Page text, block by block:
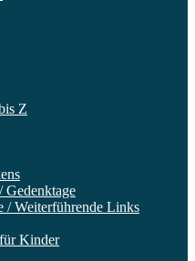
Z
Gedenktage
/ Weiterführende Links
Kinder